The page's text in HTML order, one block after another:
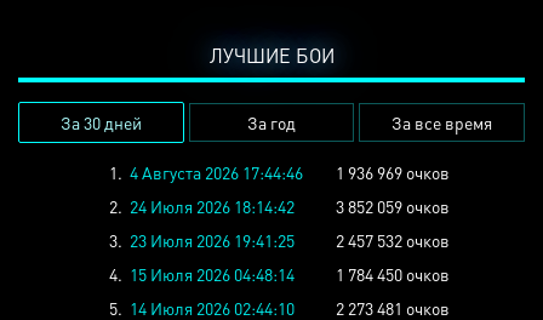
ЛУЧШИЕ БОИ
За 30 дней За год За все время
1. 4 Августа 2026 17:44:46
1 936 969 очков
2. 24 Июля 2026 18:14:42
3 852 059 очков
3. 23 Июля 2026 19:41:25
2 457 532 очков
4. 15 Июля 2026 04:48:14
1 784 450 очков
5. 14 Июля 2026 02:44:10
2 273 481 очков